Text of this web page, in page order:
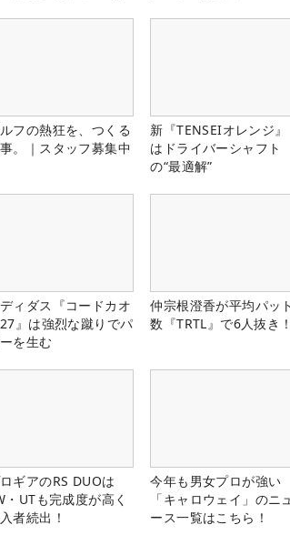
フの熱狂を、つくる
。｜スタッフ募集中
新『TENSEIオレンジ』
はドライバーシャフト
の“最適解”
ィダス『コードカオ
』は強烈な蹴りでパ
を生む
仲宗根澄香が平均パット
数『TRTL』で6人抜き！
ギアのRS DUOは
・UTも完成度が高く
者続出！
今年も男女プロが強い
「キャロウェイ」のニュ
ース一覧はこちら！